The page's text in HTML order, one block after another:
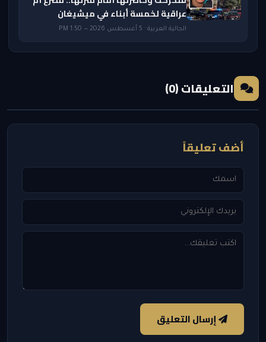
عراقية لخمسة أبناء في ميشيغان
الجالية العربية · 5 أغسطس 2026 — 1:50 PM
التعليقات (0)
أضف تعليقاً
إرسال التعليق